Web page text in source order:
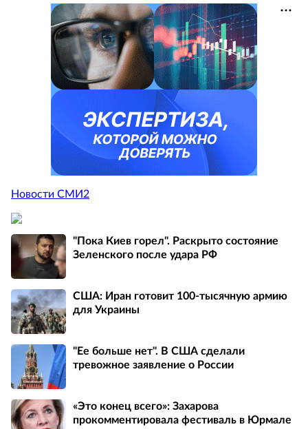
Новости СМИ2
"Пока Киев горел". Раскрыто состояние
Зеленского после удара РФ
США: Иран готовит 100-тысячную армию
для Украины
"Ее больше нет". В США сделали
тревожное заявление о России
«Это конец всего»: Захарова
прокомментировала фестиваль в Юрмале